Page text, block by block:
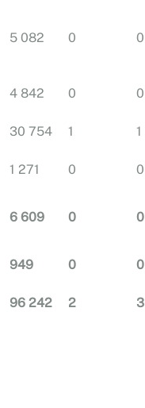
5 082 0 0
4 842 0 0
30 754 1 1
1 271 0 0
6 609 0 0
949 0 0
96 242 2 3